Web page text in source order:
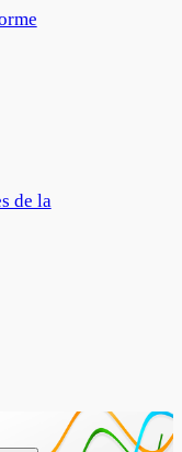
de la